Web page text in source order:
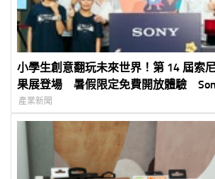
小學生創意翻玩未來世界！第 14 屆索
果展登場 暑假限定免費開放體驗
裸視 3D 顯示器首度來台展出
產業新聞